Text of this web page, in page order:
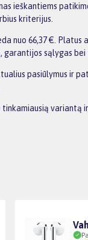
ieškantiems
kriterijus.
nuo 66,37 €.
sąlygas bei
pasiūlymus ir
tinkamiausią variantą